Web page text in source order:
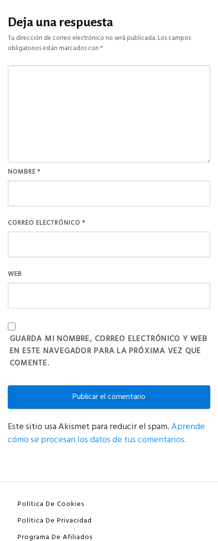
Deja una respuesta
Tu dirección de correo electrónico no será publicada.Los campos
obligatorios están marcados con*
NOMBRE*
CORREO ELECTRÓNICO *
WEB
GUARDA MI NOMBRE, CORREO ELECTRÓNICO Y WEB
EN ESTE NAVEGADOR PARA LA PRÓXIMA VEZ QUE
COMENTE.
Este sitio usa Akismet para reducir el spam.Aprende
cómo se procesan los datos de tus comentarios.
Política De Cookies
Política De Privacidad
Programa De Afiliados